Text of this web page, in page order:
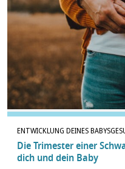
ENTWICKLUNG DEINES BABYS
Die Trimester einer
dich und dein Baby